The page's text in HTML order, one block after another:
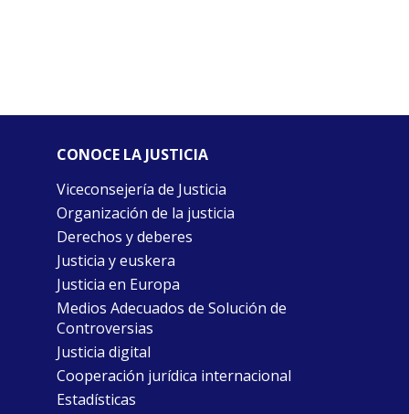
CONOCE LA JUSTICIA
Viceconsejería de Justicia
Organización de la justicia
Derechos y deberes
Justicia y euskera
Justicia en Europa
Medios Adecuados de Solución de
Controversias
Justicia digital
Cooperación jurídica internacional
Estadísticas